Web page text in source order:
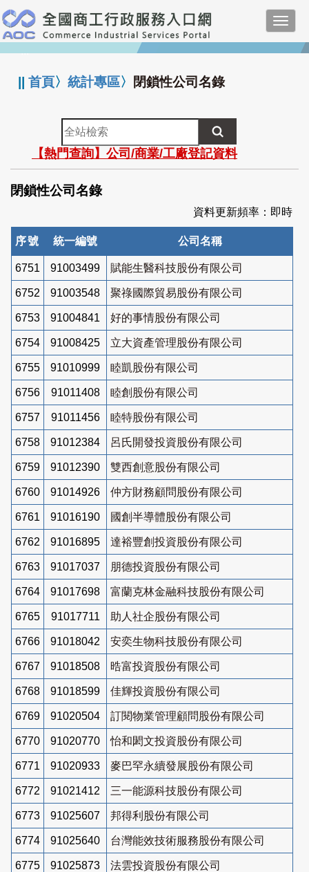
跳
到
主
要
:::
||首頁〉統計專區〉 閉鎖性公司名錄
全
站
檢
索
【熱門查詢】公司/商業/工廠登記資料
閉鎖性公司名錄
資料更新頻率：即時
序號 統一編號 公司名稱
6751 91003499 賦能生醫科技股份有限公司
6752 91003548 聚祿國際貿易股份有限公司
6753 91004841 好的事情股份有限公司
6754 91008425 立大資產管理股份有限公司
6755 91010999 睦凱股份有限公司
6756 91011408 睦創股份有限公司
6757 91011456 睦特股份有限公司
6758 91012384 呂氏開發投資股份有限公司
6759 91012390 雙西創意股份有限公司
6760 91014926 仲方財務顧問股份有限公司
6761 91016190 國創半導體股份有限公司
6762 91016895 達裕豐創投資股份有限公司
6763 91017037 朋德投資股份有限公司
6764 91017698 富蘭克林金融科技股份有限公司
6765 91017711 助人社企股份有限公司
6766 91018042 安奕生物科技股份有限公司
6767 91018508 晧富投資股份有限公司
6768 91018599 佳輝投資股份有限公司
6769 91020504 訂閱物業管理顧問股份有限公司
6770 91020770 怡和閎文投資股份有限公司
6771 91020933 麥巴罕永續發展股份有限公司
6772 91021412 三一能源科技股份有限公司
6773 91025607 邦得利股份有限公司
6774 91025640 台灣能效技術服務股份有限公司
6775 91025873 法雲投資股份有限公司